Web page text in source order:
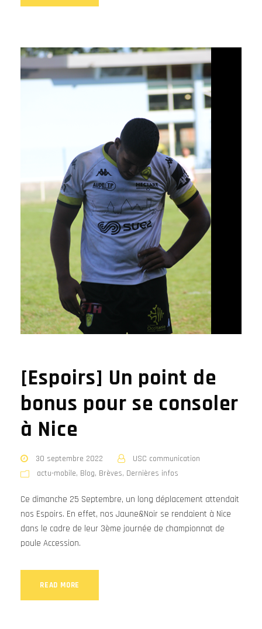
[Espoirs] Un point de
bonus pour se consoler
à Nice
30 septembre 2022
USC communication
actu-mobile, Blog, Brèves, Dernières infos
Ce dimanche 25 Septembre, un long déplacement attendait
nos Espoirs. En effet, nos Jaune&Noir se rendaient à Nice
dans le cadre de leur 3ème journée de championnat de
poule Accession.
READ MORE